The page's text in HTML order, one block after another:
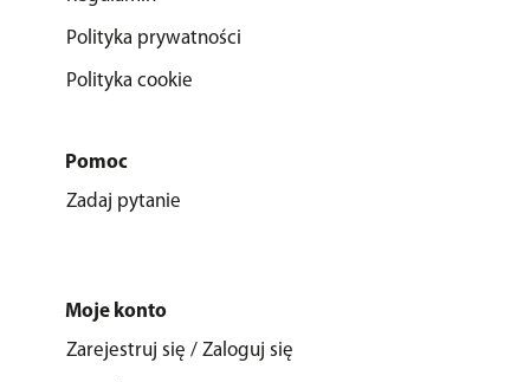
Polityka prywatności
Polityka cookie
Pomoc
Zadaj pytanie
Moje konto
Zarejestruj się / Zaloguj się